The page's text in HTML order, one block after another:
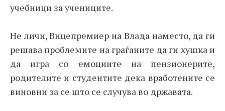
учебници за учениците.
Не личи, Вицепремиер на Влада наместо, да ги
решава проблемите на граѓаните да ги хушка и
да игра со емоциите на пензионерите,
родителите и студентите дека вработените се
виновни за се што се случува во државата.